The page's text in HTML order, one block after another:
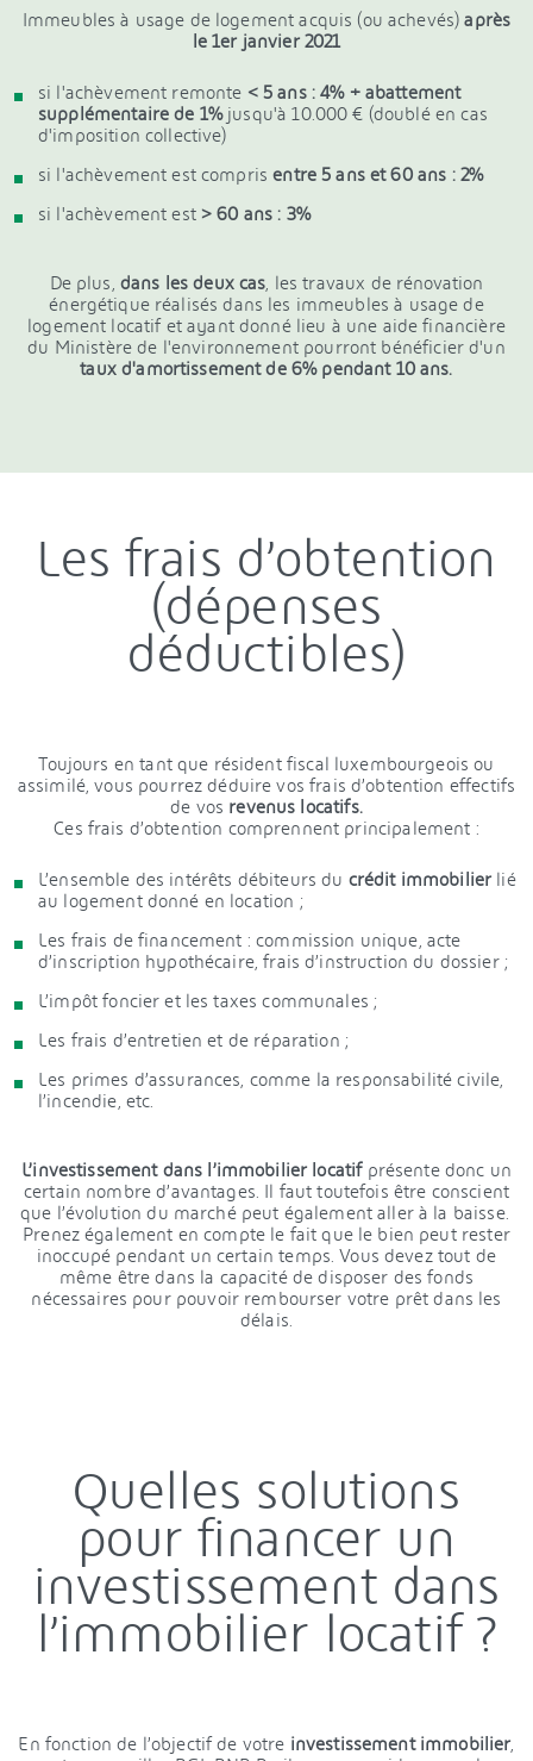
Immeubles à usage de logement acquis (ou achevés)après
le 1er janvier 2021
si l'achèvement remonte < 5 ans : 4% + abattement
supplémentaire de 1%jusqu'à 10.000 € (doublé en cas
d'imposition collective)
si l'achèvement est compris entre 5 ans et 60 ans : 2%
si l'achèvement est > 60 ans : 3%
De plus, dans les deux cas, les travaux de rénovation
énergétique réalisés dans les immeubles à usage de
logement locatif et ayant donné lieu à une aide financière
du Ministère de l'environnement pourront bénéficier d'un
taux d'amortissement de 6% pendant 10 ans.
Les frais d’obtention
(dépenses
déductibles)
Toujours en tant que résident fiscal luxembourgeois ou
assimilé, vous pourrez déduire vos frais d’obtention effectifs
de vos revenus locatifs.
Ces frais d’obtention comprennent principalement :
L’ensemble des intérêts débiteurs du crédit immobilier lié
au logement donné en location ;
Les frais de financement : commission unique, acte
d’inscription hypothécaire, frais d’instruction du dossier ;
L’impôt foncier et les taxes communales ;
Les frais d’entretien et de réparation ;
Les primes d’assurances, comme la responsabilité civile,
l’incendie, etc.
L’investissement dans l’immobilier locatif présente donc un
certain nombre d’avantages. Il faut toutefois être conscient
que l’évolution du marché peut également aller à la baisse.
Prenez également en compte le fait que le bien peut rester
inoccupé pendant un certain temps. Vous devez tout de
même être dans la capacité de disposer des fonds
nécessaires pour pouvoir rembourser votre prêt dans les
délais.
Quelles solutions
pour financer un
investissement dans
l’immobilier locatif ?
En fonction de l’objectif de votre investissement immobilier,